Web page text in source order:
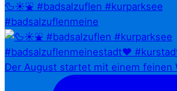
🦆☀️⛲ #badsalzuflen #kurparksee
#badsalzuflenmeine
Der August startet mit einem feinen